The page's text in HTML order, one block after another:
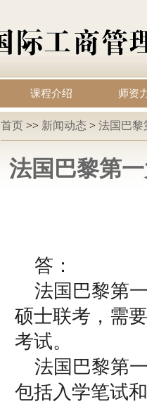
课程介绍 师资
首页 >> 新闻动态 > 法国巴黎
法国巴黎第
答：
法国巴黎第
硕士联考，需
考试。
法国巴黎第
包括入学笔试